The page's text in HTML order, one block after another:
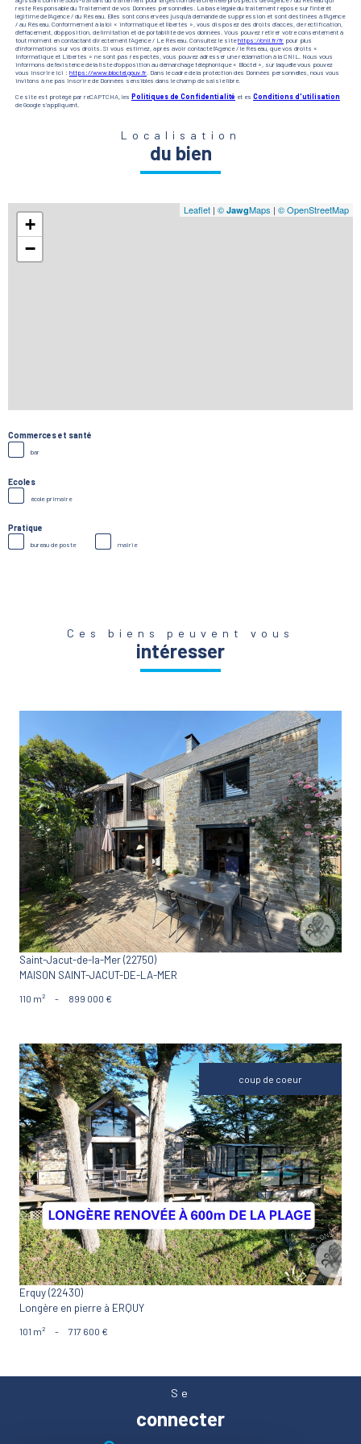
reste Responsable du Traitement de vos Données personnelles. La base légale du traitement repose sur l'intérêt
légitime de l'Agence / du Réseau. Elles sont conservées jusqu'à demande de suppression et sont destinées à l'Agence
/ au Réseau. Conformément à la loi « informatique et libertés », vous disposez des droits d’accès, de rectification,
d’effacement, d’opposition, de limitation et de portabilité de vos données. Vous pouvez retirer votre consentement à
tout moment en contactant directement l’Agence / Le Réseau. Consultez le sitehttps://cnil.fr/fr pour plus
d’informations sur vos droits. Si vous estimez, après avoir contacté l'Agence / le Réseau, que vos droits «
Informatique et Libertés » ne sont pas respectés, vous pouvez adresser une réclamation à la CNIL. Nous vous
informons de l’existence de la liste d'opposition au démarchage téléphonique « Bloctel », sur laquelle vous pouvez
vous inscrire ici : https://www.bloctel.gouv.fr. Dans le cadre de la protection des Données personnelles, nous vous
invitons à ne pas inscrire de Données sensibles dans le champ de saisie libre.
Ce site est protégé par reCAPTCHA, les Politiques de Confidentialité et es Conditions d'utilisation
de Google s'appliquent.
Localisation
du bien
+
−
Leaflet | © JawgMaps | © OpenStreetMap
Commerces et santé
bar
Ecoles
école primaire
Pratique
bureau de poste mairie
Ces biens peuvent vous
intéresser
VOIR LE BIEN
Saint-Jacut-de-la-Mer (22750)
MAISON SAINT-JACUT-DE-LA-MER
110 m² - 899 000 €
coup de coeur
VOIR LE BIEN
Erquy (22430)
Longère en pierre à ERQUY
101 m² - 717 600 €
Se
connecter